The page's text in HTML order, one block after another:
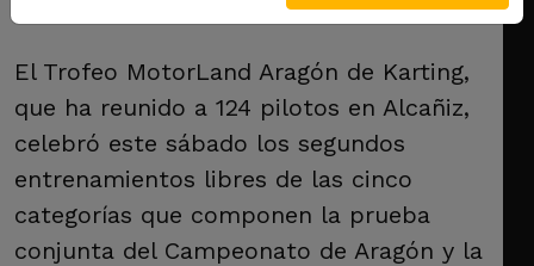
El Trofeo MotorLand Aragón de Karting,
que ha reunido a 124 pilotos en Alcañiz,
celebró este sábado los segundos
entrenamientos libres de las cinco
categorías que componen la prueba
conjunta del Campeonato de Aragón y la